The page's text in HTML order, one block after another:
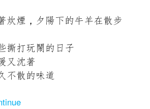
炊煙，夕陽下的牛羊在散步
撕打玩鬧的日子
又沈著
不散的味道